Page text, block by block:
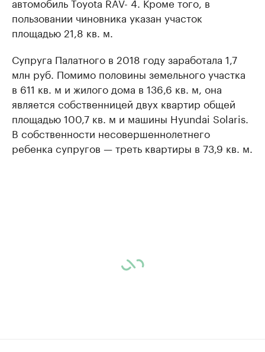
пользовании чиновника указан участок
площадью 21,8 кв. м.
Супруга Палатного в 2018 году заработала 1,7
млн руб. Помимо половины земельного участка
в 611 кв. м и жилого дома в 136,6 кв. м, она
является собственницей двух квартир общей
площадью 100,7 кв. м и машины Hyundai Solaris.
В собственности несовершеннолетнего
ребенка супругов — треть квартиры в 73,9 кв. м.